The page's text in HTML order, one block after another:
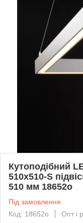
Кутоподібний
510x510-S
510 мм 18652о
Під замовлення
Код: 18652о
Опт і